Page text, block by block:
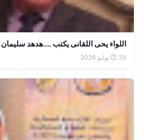
اللواء يحى اللقانى يكتب ....هدهد
29 يوليو 2026